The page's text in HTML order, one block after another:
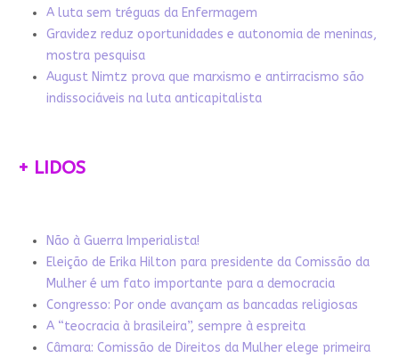
A luta sem tréguas da Enfermagem
Gravidez reduz oportunidades e autonomia de meninas,
mostra pesquisa
August Nimtz prova que marxismo e antirracismo são
indissociáveis na luta anticapitalista
+ LIDOS
Não à Guerra Imperialista!
Eleição de Erika Hilton para presidente da Comissão da
Mulher é um fato importante para a democracia
Congresso: Por onde avançam as bancadas religiosas
A “teocracia à brasileira”, sempre à espreita
Câmara: Comissão de Direitos da Mulher elege primeira